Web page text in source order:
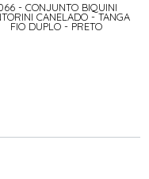
- CONJUNTO BIQUINI
CANELADO - TANGA
FIO DUPLO - PRETO